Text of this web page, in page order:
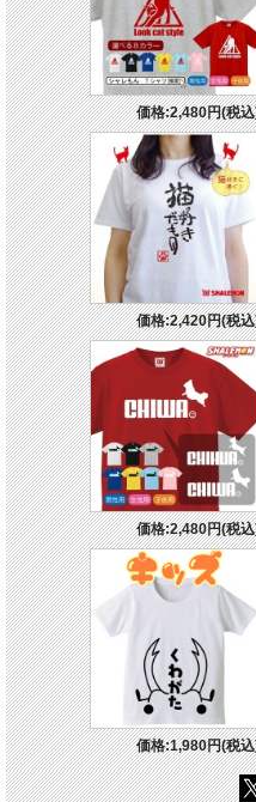
価格:2,480円(税
価格:2,420円(税
価格:2,480円(税
価格:1,980円(税